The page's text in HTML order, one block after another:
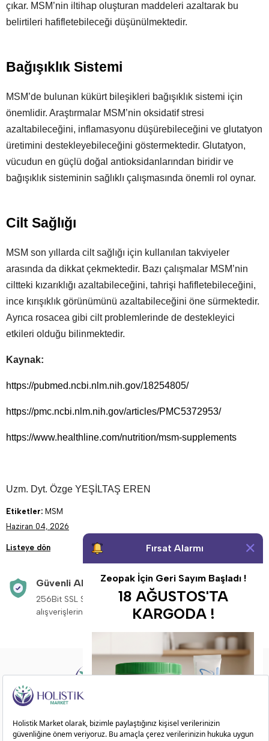
çıkar. MSM’nin iltihap oluşturan maddeleri azaltarak bu
belirtileri hafifletebileceği düşünülmektedir.
Bağışıklık Sistemi
MSM’de bulunan kükürt bileşikleri bağışıklık sistemi için
önemlidir. Araştırmalar MSM’nin oksidatif stresi
azaltabileceğini, inflamasyonu düşürebileceğini ve glutatyon
üretimini destekleyebileceğini göstermektedir. Glutatyon,
vücudun en güçlü doğal antioksidanlarından biridir ve
bağışıklık sisteminin sağlıklı çalışmasında önemli rol oynar.
Cilt Sağlığı
MSM son yıllarda cilt sağlığı için kullanılan takviyeler
arasında da dikkat çekmektedir. Bazı çalışmalar MSM’nin
ciltteki kızarıklığı azaltabileceğini, tahrişi hafifletebileceğini,
ince kırışıklık görünümünü azaltabileceğini öne sürmektedir.
Ayrıca rosacea gibi cilt problemlerinde de destekleyici
etkileri olduğu bilinmektedir.
Kaynak:
https://pubmed.ncbi.nlm.nih.gov/18254805/
https://pmc.ncbi.nlm.nih.gov/articles/PMC5372953/
https://www.healthline.com/nutrition/msm-supplements
Uzm. Dyt. Özge YEŞİLTAŞ EREN
Etiketler: MSM
Haziran 04, 2026
Listeye dön
Güvenli Alışveriş
256Bit SSL Sertifikası ile
alışverişleriniz güvende.
Aynı Gün Kargo
Saat 14:00’a kadar
siparişleriniz aynı
Doğadan ilham alarak sağlıklı ve dengeli bir
yaşam sunuyoruz!
Fırsat Alarmı
Zeopak İçin Geri Sayım Başladı !
18 AĞUSTOS'TA
KARGODA !